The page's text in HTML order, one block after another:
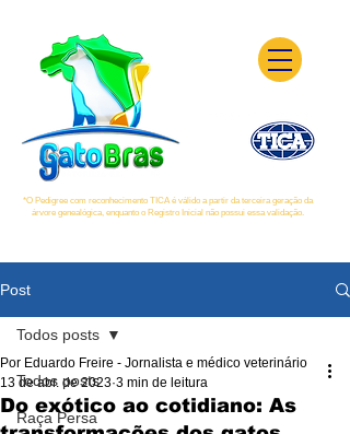
*O Pedigree com reconhecimento TICA é válido a partir da terceira geração da
árvore genealógica, enquanto o Registro Inicial não possui essa validação.
Post
Todos posts
Raça Persa
Todos posts
Do exótico ao cotidiano: As
Por Eduardo Freire - Jornalista e médico veterinário
13 de abr. de 2023 3 min de leitura